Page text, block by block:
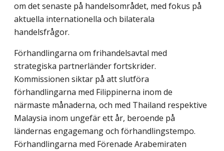
om det senaste på handelsområdet, med fokus på
aktuella internationella och bilaterala
handelsfrågor.
Förhandlingarna om frihandelsavtal med
strategiska partnerländer fortskrider.
Kommissionen siktar på att slutföra
förhandlingarna med Filippinerna inom de
närmaste månaderna, och med Thailand respektive
Malaysia inom ungefär ett år, beroende på
ländernas engagemang och förhandlingstempo.
Förhandlingarna med Förenade Arabemiraten